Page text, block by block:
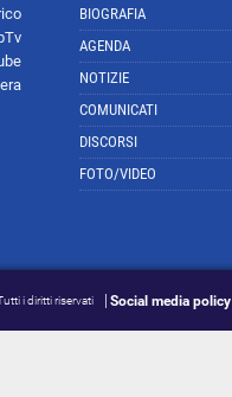
BIOGRAFIA
AGENDA
NOTIZIE
COMUNICATI
DISCORSI
FOTO/VIDEO
i diritti riservati Social media policy